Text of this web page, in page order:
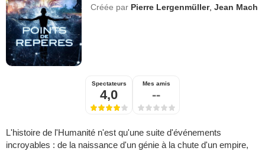
Créée par Pierre Lergenmüller,Jean Mach
Spectateurs
4,0
Mes amis
--
L'histoire de l'Humanité n'est qu'une suite d'événements
incroyables : de la naissance d'un génie à la chute d'un empire,